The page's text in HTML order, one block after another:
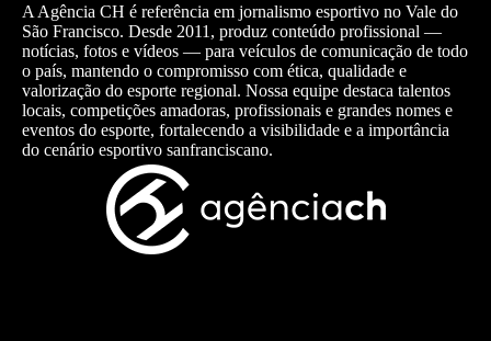
A Agência CH é referência em jornalismo esportivo no Vale do
São Francisco. Desde 2011, produz conteúdo profissional —
notícias, fotos e vídeos — para veículos de comunicação de todo
o país, mantendo o compromisso com ética, qualidade e
valorização do esporte regional. Nossa equipe destaca talentos
locais, competições amadoras, profissionais e grandes nomes e
eventos do esporte, fortalecendo a visibilidade e a importância
do cenário esportivo sanfranciscano.